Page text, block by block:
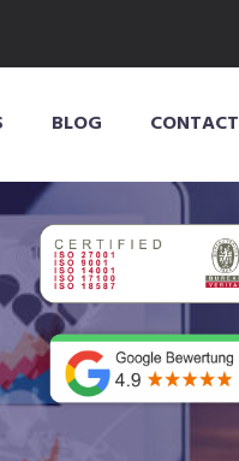
BLOG CONTACT